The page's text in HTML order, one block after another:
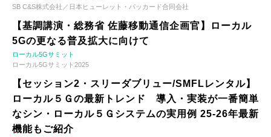
SB C&S株式会社／日本ヒューレット・パッカード合同会社
【基調講演・総務省 佐藤移動通信企画官】ローカル
5Gの更なる普及拡大に向けて
ローカル5Gサミット
ローカル5Gサミット2025
【セッション2・スリーダブリュー/SMFLレンタル】
ローカル５Ｇの最新トレンド 導入・実装が一番簡単
なシン・ローカル５Ｇシステムの実用例 25-26年最新
機能もご紹介